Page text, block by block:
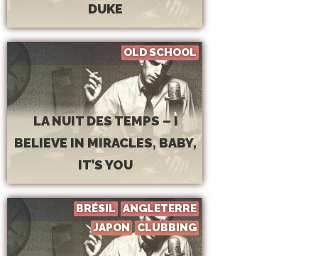
DUKE
OLD SCHOOL
LA NUIT DES TEMPS – I
BELIEVE IN MIRACLES, BABY,
IT’S YOU
ANGLETERRE
BRÉSIL
CLUBBING
JAPON